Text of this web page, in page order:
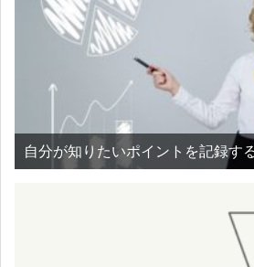
自分が知りたいポイントを記録す